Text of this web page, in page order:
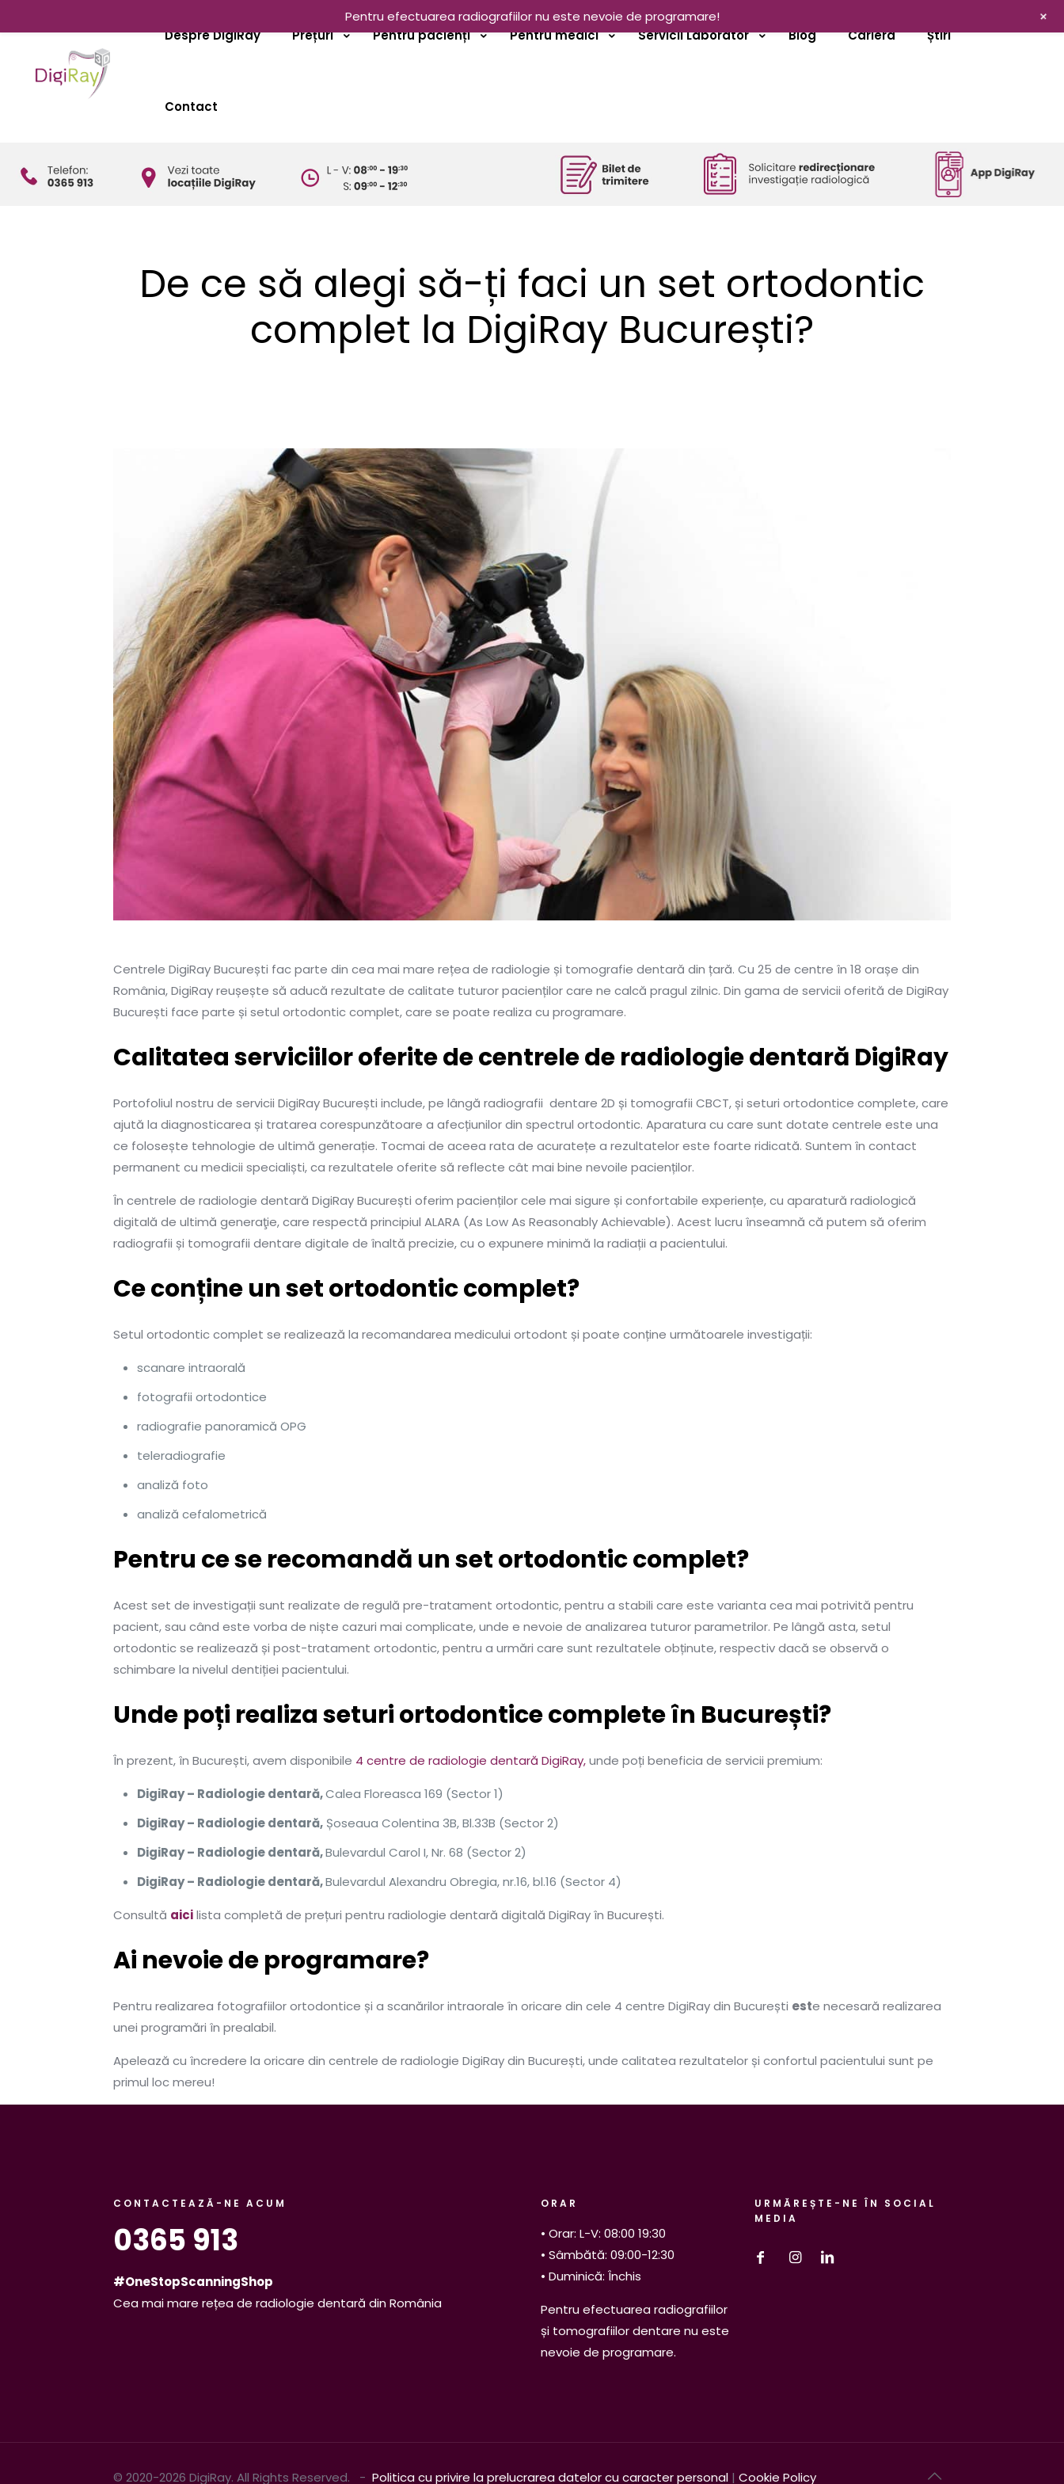
Despre DigiRay Prețuri Pentru pacienți Pentru medici Servicii Laborator Blog Cariera Știri
Contact
De ce să alegi să-ți faci un set ortodontic
complet la DigiRay București?
Centrele DigiRay București fac parte din cea mai mare rețea de radiologie și tomografie dentară din țară. Cu 25 de centre în 18 orașe din
România, DigiRay reușește să aducă rezultate de calitate tuturor pacienților care ne calcă pragul zilnic. Din gama de servicii oferită de DigiRay
București face parte și setul ortodontic complet, care se poate realiza cu programare.
Calitatea serviciilor oferite de centrele de radiologie dentară DigiRay
Portofoliul nostru de servicii DigiRay București include, pe lângă radiografii dentare 2D și tomografii CBCT, și seturi ortodontice complete, care
ajută la diagnosticarea și tratarea corespunzătoare a afecțiunilor din spectrul ortodontic. Aparatura cu care sunt dotate centrele este una
ce folosește tehnologie de ultimă generație. Tocmai de aceea rata de acuratețe a rezultatelor este foarte ridicată. Suntem în contact
permanent cu medicii specialiști, ca rezultatele oferite să reflecte cât mai bine nevoile pacienților.
În centrele de radiologie dentară DigiRay București oferim pacienților cele mai sigure și confortabile experiențe, cu aparatură radiologică
digitală de ultimă generaţie, care respectă principiul ALARA (As Low As Reasonably Achievable). Acest lucru înseamnă că putem să oferim
radiografii și tomografii dentare digitale de înaltă precizie, cu o expunere minimă la radiații a pacientului.
Ce conține un set ortodontic complet?
Setul ortodontic complet se realizează la recomandarea medicului ortodont și poate conține următoarele investigații:
scanare intraorală
fotografii ortodontice
radiografie panoramică OPG
teleradiografie
analiză foto
analiză cefalometrică
Pentru ce se recomandă un set ortodontic complet?
Acest set de investigații sunt realizate de regulă pre-tratament ortodontic, pentru a stabili care este varianta cea mai potrivită pentru
pacient, sau când este vorba de niște cazuri mai complicate, unde e nevoie de analizarea tuturor parametrilor. Pe lângă asta, setul
ortodontic se realizează și post-tratament ortodontic, pentru a urmări care sunt rezultatele obținute, respectiv dacă se observă o
schimbare la nivelul dentiției pacientului.
Unde poți realiza seturi ortodontice complete în București?
În prezent, în București, avem disponibile 4 centre de radiologie dentară DigiRay,unde poți beneficia de servicii premium:
DigiRay – Radiologie dentară,Calea Floreasca 169 (Sector 1)
DigiRay – Radiologie dentară,Șoseaua Colentina 3B, Bl.33B (Sector 2)
DigiRay – Radiologie dentară,Bulevardul Carol I, Nr. 68 (Sector 2)
DigiRay – Radiologie dentară,Bulevardul Alexandru Obregia, nr.16, bl.16 (Sector 4)
Consultă aicilista completă de prețuri pentru radiologie dentară digitală DigiRay în București.
Ai nevoie de programare?
Pentru realizarea fotografiilor ortodontice și a scanărilor intraorale în oricare din cele 4 centre DigiRay din București este necesară realizarea
unei programări în prealabil.
Apelează cu încredere la oricare din centrele de radiologie DigiRay din București, unde calitatea rezultatelor și confortul pacientului sunt pe
primul loc mereu!
CONTACTEAZĂ-NE ACUM
0365 913
#OneStopScanningShop
Cea mai mare rețea de radiologie dentară din România
ORAR
• Orar: L-V: 08:00 19:30
• Sâmbătă: 09:00-12:30
• Duminică: Închis
Pentru efectuarea radiografiilor
și tomografiilor dentare nu este
nevoie de programare.
URMĂREȘTE-NE ÎN SOCIAL
MEDIA
© 2020-2026 DigiRay. All Rights Reserved. - Politica cu privire la prelucrarea datelor cu caracter personal| Cookie Policy
Pentru efectuarea radiografiilor nu este nevoie de programare! +